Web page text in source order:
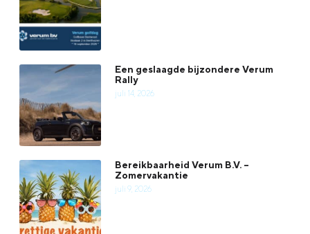
Een geslaagde bijzondere Verum
Rally
juli 14, 2026
Bereikbaarheid Verum B.V. –
Zomervakantie
juli 9, 2026